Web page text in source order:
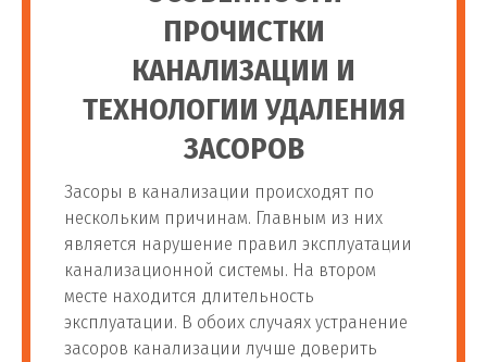
ПРОЧИСТКИ
КАНАЛИЗАЦИИ И
ТЕХНОЛОГИИ УДАЛЕНИЯ
ЗАСОРОВ
Засоры в канализации происходят по
нескольким причинам. Главным из них
является нарушение правил эксплуатации
канализационной системы. На втором
месте находится длительность
эксплуатации. В обоих случаях устранение
засоров канализации лучше доверить